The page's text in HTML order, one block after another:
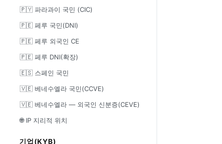
🇵🇾 파라과이 국민 (CIC)
🇵🇪 페루 국민(DNI)
🇵🇪 페루 외국인 CE
🇵🇪 페루 DNI(확장)
🇪🇸 스페인 국민
🇻🇪 베네수엘라 국민(CCVE)
🇻🇪 베네수엘라 — 외국인 신분증(CEVE)
🌐 IP 지리적 위치
기업(KYB)